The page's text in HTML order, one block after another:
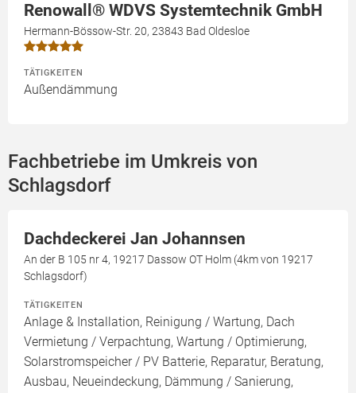
Renowall® WDVS Systemtechnik GmbH
Hermann-Bössow-Str. 20, 23843 Bad Oldesloe
TÄTIGKEITEN
Außendämmung
Fachbetriebe im Umkreis von
Schlagsdorf
Dachdeckerei Jan Johannsen
An der B 105 nr 4, 19217 Dassow OT Holm (4km von 19217
Schlagsdorf)
TÄTIGKEITEN
Anlage & Installation, Reinigung / Wartung, Dach
Vermietung / Verpachtung, Wartung / Optimierung,
Solarstromspeicher / PV Batterie, Reparatur, Beratung,
Ausbau, Neueindeckung, Dämmung / Sanierung,